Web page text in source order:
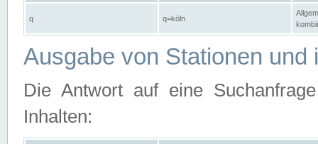
q q=köln
Ausgabe von Stationen und
Die Antwort auf eine
Inhalten: